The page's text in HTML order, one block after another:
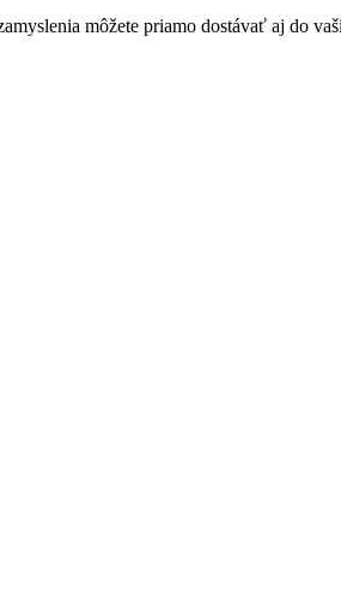
môžete priamo dostávať aj do